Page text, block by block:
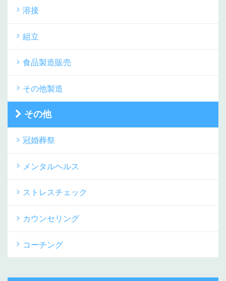
溶接
組立
食品製造販売
その他製造
その他
冠婚葬祭
メンタルヘルス
ストレスチェック
カウンセリング
コーチング